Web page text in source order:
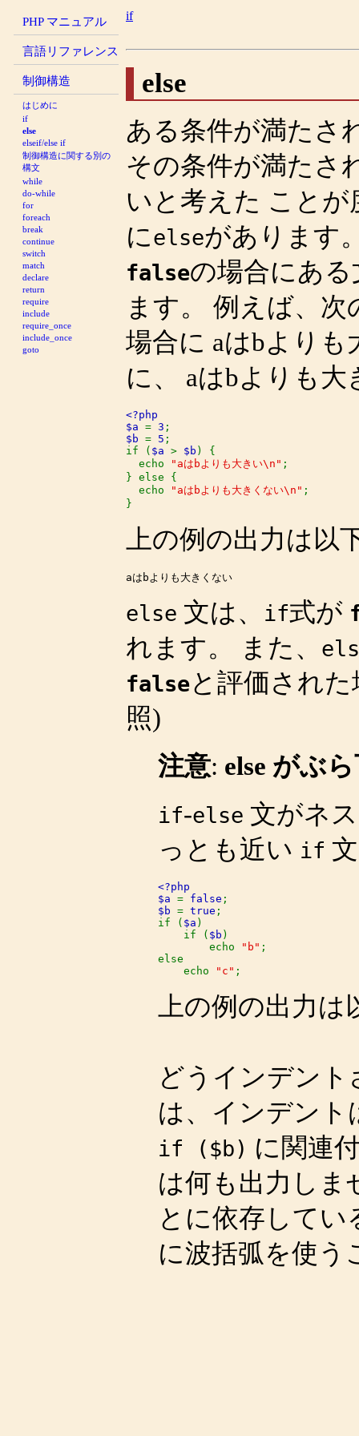
PHP マニュアル
言語リファレンス
制御構造
はじめに
if
else
elseif/else if
制御構造に関する別の
構文
while
do-while
for
foreach
break
continue
switch
match
declare
return
require
include
require_once
include_once
goto
if
else
ある条件が満たさ
その条件が満たさ
いと考えた こと
にelseがあります
falseの場合にあ
ます。 例えば、次
場合に aはbよりも
に、 aはbよりも大
<?php
$a = 3
$b = 5 ;
if ( $a > $b ) {
  echo
"aはbよりも大きい\n" ;
} else {
  echo
"aはbよりも大きくない\n" ;
}
上の例の出力は以
else 文は、 if式が
れます。 また、
falseと評価され
照)
注意: else がぶ
if-else 文がネ
っとも近い if
<?php
$a = false
$b = true ;
if ( $a )
    if (
$b )
        echo
"b" ;
else
    echo
"c" ;
上の例の出力
どうインデント
は、インデン
if ($b) に関連
は何も出力しま
とに依存してい
に波括弧を使う